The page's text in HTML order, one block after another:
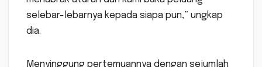
selebar-lebarnya kepada siapa pun,” ungkap
dia.
Menyinggung pertemuannya dengan sejumlah